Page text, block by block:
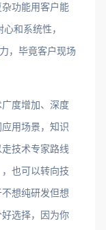
功能用客户能
和系统性，
，毕竟客户现场
度增加、深度
用场景，知识
技术专家路线
，也可以转向技
想纯研发但想
选择，因为你